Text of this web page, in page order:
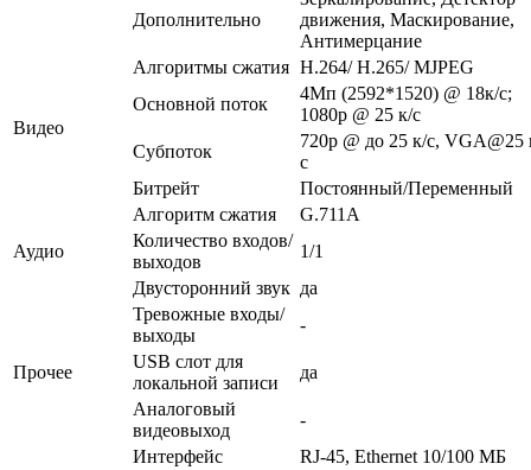
Дополнительно
движения, Маскирование,
Антимерцание
Видео
Алгоритмы сжатия H.264/ H.265/ MJPEG
Основной поток
4Мп (2592*1520) @ 18к/с;
1080p @ 25 к/с
Субпоток
720p @ до 25 к/с, VGA@25
с
Битрейт
Постоянный/Переменный
Аудио
Алгоритм сжатия
G.711A
Количество входов/
выходов
1/1
Двусторонний звук да
Прочее
Тревожные входы/
выходы
-
USB слот для
локальной записи
да
Аналоговый
видеовыход
-
Интерфейс RJ-45, Ethernet 10/100 МБ